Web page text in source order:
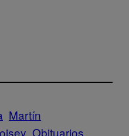
Martín
Obituarios